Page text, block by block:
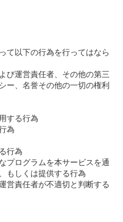
て以下の行為を行ってはなら
び運営責任者、その他の第三
ー、名誉その他の一切の権利
する行為
為
行為
プログラムを本サービスを通
もしくは提供する行為
営責任者が不適切と判断する